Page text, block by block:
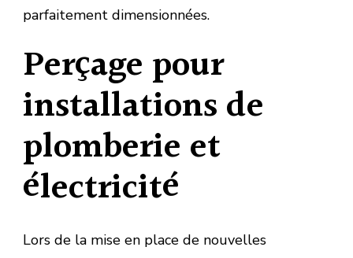
parfaitement dimensionnées.
Perçage pour
installations de
plomberie et
électricité
Lors de la mise en place de nouvelles